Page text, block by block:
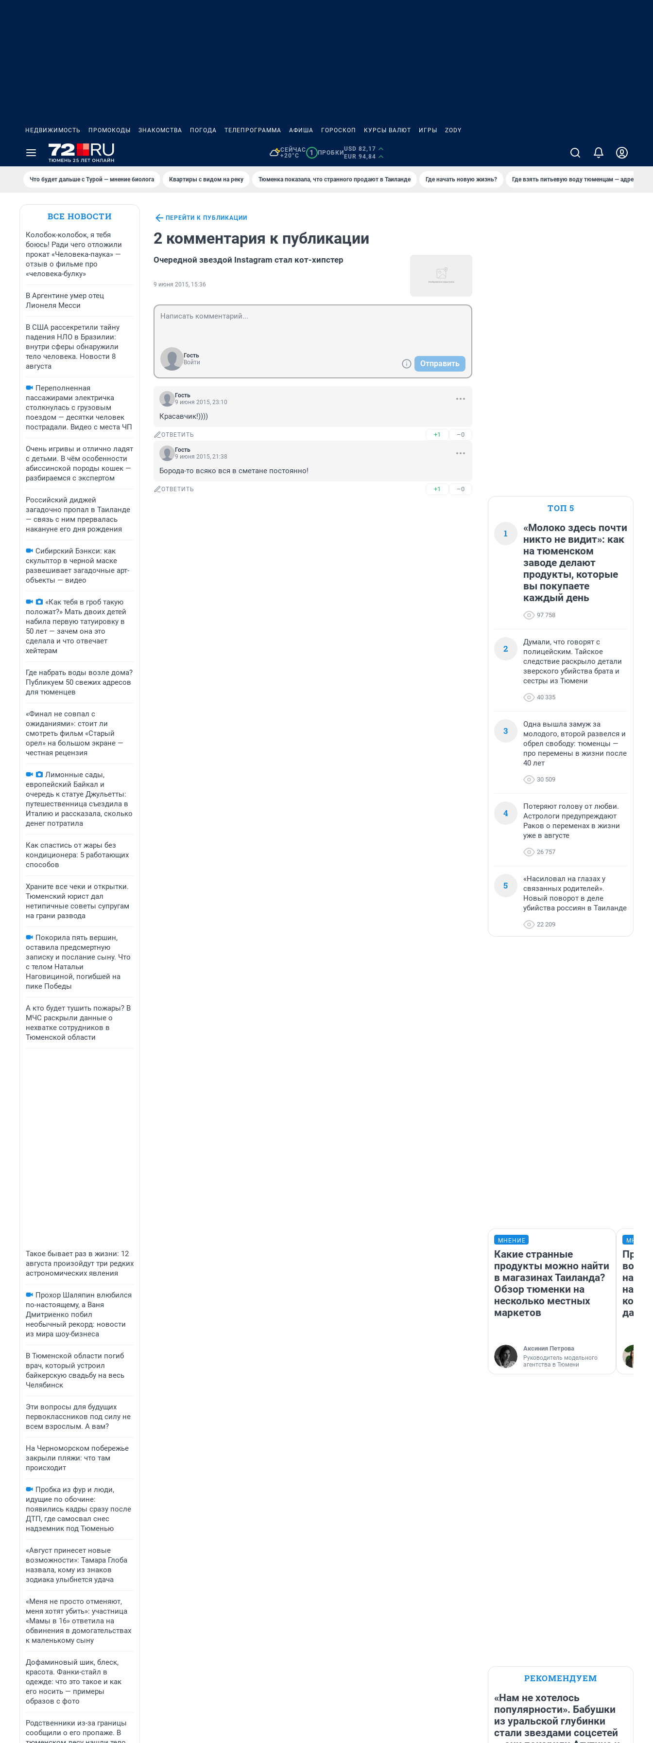
НЕДВИЖИМОСТЬ ПРОМОКОДЫ ЗНАКОМСТВА ПОГОДА ТЕЛЕПРОГРАММА АФИША ГОРОСКОП КУРСЫ ВАЛЮТ ИГРЫ ZODY
СЕЙЧАС
+20°C
1 ПРОБКИ
USD 82,17
EUR 94,84
Что будет дальше с Турой — мнение биолога Квартиры с видом на реку Тюменка показала, что странного продают в Таиланде Где начать новую жизнь? Где взять питьевую воду тюменцам — адреса
ВСЕ НОВОСТИ
Колобок-колобок, я тебя
боюсь! Ради чего отложили
прокат «Человека-паука» —
отзыв о фильме про
«человека-булку»
В Аргентине умер отец
Лионеля Месси
В США рассекретили тайну
падения НЛО в Бразилии:
внутри сферы обнаружили
тело человека. Новости 8
августа
Переполненная
пассажирами электричка
столкнулась с грузовым
поездом — десятки человек
пострадали. Видео с места ЧП
Очень игривы и отлично ладят
с детьми. В чём особенности
абиссинской породы кошек —
разбираемся с экспертом
Российский диджей
загадочно пропал в Таиланде
— связь с ним прервалась
накануне его дня рождения
Сибирский Бэнкси: как
скульптор в черной маске
развешивает загадочные арт-
объекты — видео
«Как тебя в гроб такую
положат?» Мать двоих детей
набила первую татуировку в
50 лет — зачем она это
сделала и что отвечает
хейтерам
Где набрать воды возле дома?
Публикуем 50 свежих адресов
для тюменцев
«Финал не совпал с
ожиданиями»: стоит ли
смотреть фильм «Старый
орел» на большом экране —
честная рецензия
Лимонные сады,
европейский Байкал и
очередь к статуе Джульетты:
путешественница съездила в
Италию и рассказала, сколько
денег потратила
Как спастись от жары без
кондиционера: 5 работающих
способов
Храните все чеки и открытки.
Тюменский юрист дал
нетипичные советы супругам
на грани развода
Покорила пять вершин,
оставила предсмертную
записку и послание сыну. Что
с телом Натальи
Наговициной, погибшей на
пике Победы
А кто будет тушить пожары? В
МЧС раскрыли данные о
нехватке сотрудников в
Тюменской области
Такое бывает раз в жизни: 12
августа произойдут три редких
астрономических явления
Прохор Шаляпин влюбился
по-настоящему, а Ваня
Дмитриенко побил
необычный рекорд: новости
из мира шоу-бизнеса
В Тюменской области погиб
врач, который устроил
байкерскую свадьбу на весь
Челябинск
Эти вопросы для будущих
первоклассников под силу не
всем взрослым. А вам?
На Черноморском побережье
закрыли пляжи: что там
происходит
Пробка из фур и люди,
идущие по обочине:
появились кадры сразу после
ДТП, где самосвал снес
надземник под Тюменью
«Август принесет новые
возможности»: Тамара Глоба
назвала, кому из знаков
зодиака улыбнется удача
«Меня не просто отменяют,
меня хотят убить»: участница
«Мамы в 16» ответила на
обвинения в домогательствах
к маленькому сыну
Дофаминовый шик, блеск,
красота. Фанки-стайл в
одежде: что это такое и как
его носить — примеры
образов с фото
Родственники из-за границы
сообщили о его пропаже. В
ПЕРЕЙТИ К ПУБЛИКАЦИИ
2 комментария к публикации
Очередной звездой Instagram стал кот-хипстер
9 июня 2015, 15:36
Гость
Войти
Отправить
Гость
9 июня 2015, 23:10
Красавчик!))))
ОТВЕТИТЬ +1 –0
Гость
9 июня 2015, 21:38
Борода-то всяко вся в сметане постоянно!
ОТВЕТИТЬ +1 –0
ТОП 5
1
«Молоко здесь почти
никто не видит»: как
на тюменском
заводе делают
продукты, которые
вы покупаете
каждый день
97 758
2
Думали, что говорят с
полицейским. Тайское
следствие раскрыло детали
зверского убийства брата и
сестры из Тюмени
40 335
3
Одна вышла замуж за
молодого, второй развелся и
обрел свободу: тюменцы —
про перемены в жизни после
40 лет
30 509
4
Потеряют голову от любви.
Астрологи предупреждают
Раков о переменах в жизни
уже в августе
26 757
5
«Насиловал на глазах у
связанных родителей».
Новый поворот в деле
убийства россиян в Таиланде
22 209
МНЕНИЕ
Какие странные
продукты можно найти
в магазинах Таиланда?
Обзор тюменки на
несколько местных
маркетов
Аксиния Петрова
Руководитель модельного
агентства в Тюмени
нам
даже
РЕКОМЕНДУЕМ
«Нам не хотелось
популярности». Бабушки
из уральской глубинки
стали звездами соцсетей